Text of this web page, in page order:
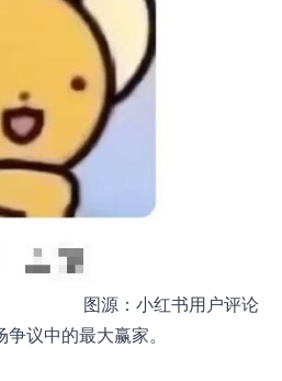
图源：小红书用户评论
议中的最大赢家。